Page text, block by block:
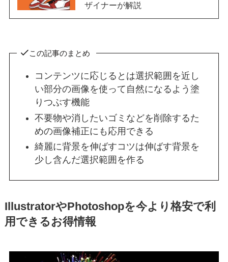
ザイナーが解説
この記事のまとめ
コンテンツに応じるとは選択範囲を近し
い部分の画像を使って自然になるよう塗
りつぶす機能
不要物や消したいゴミなどを削除するた
めの画像補正にも応用できる
綺麗に背景を伸ばすコツは伸ばす背景を
少し含んだ選択範囲を作る
IllustratorやPhotoshopを今より格安で利
用できるお得情報